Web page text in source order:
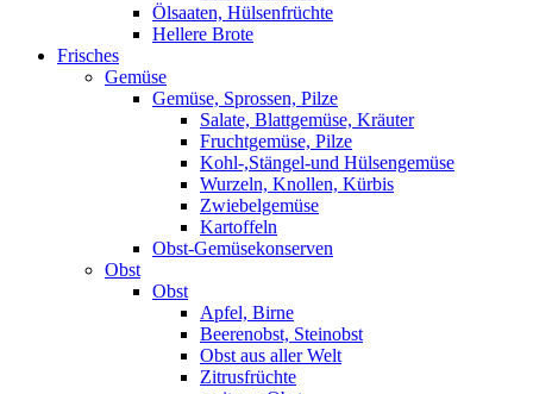
Ölsaaten, Hülsenfrüchte
Hellere Brote
Frisches
Gemüse
Gemüse, Sprossen, Pilze
Salate, Blattgemüse, Kräuter
Fruchtgemüse, Pilze
Kohl-,Stängel-und Hülsengemüse
Wurzeln, Knollen, Kürbis
Zwiebelgemüse
Kartoffeln
Obst-Gemüsekonserven
Obst
Obst
Apfel, Birne
Beerenobst, Steinobst
Obst aus aller Welt
Zitrusfrüchte